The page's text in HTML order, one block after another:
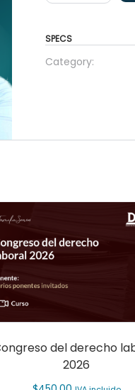
SPECS
Category:
del derecho
2026